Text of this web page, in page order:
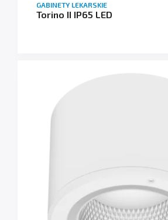
GABINETY LEKARSKIE
Torino II IP65 LED